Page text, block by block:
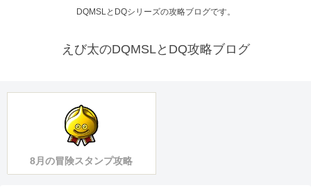
DQMSLとDQシリーズの攻略ブログです。
えび太のDQMSLとDQ攻略ブログ
8月の冒険スタンプ攻略